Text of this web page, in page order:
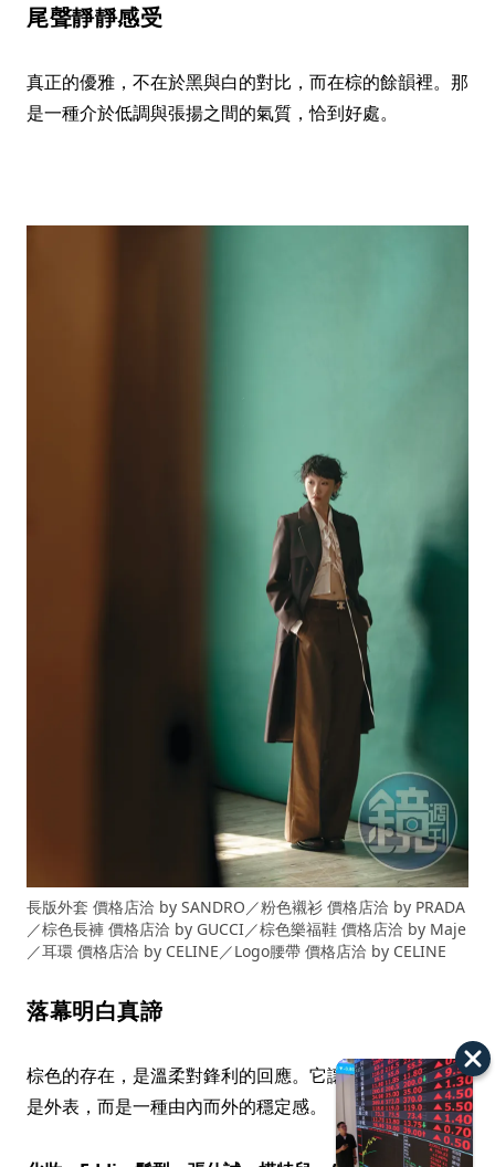
尾聲靜靜感受
真正的優雅，不在於黑與白的對比，而在棕的餘韻裡。那
是一種介於低調與張揚之間的氣質，恰到好處。
長版外套 價格店洽 by SANDRO／粉色襯衫 價格店洽 by PRADA
／棕色長褲 價格店洽 by GUCCI／棕色樂福鞋 價格店洽 by Maje
／耳環 價格店洽 by CELINE／Logo腰帶 價格店洽 by CELINE
落幕明白真諦
棕色的存在，是溫柔對鋒利的回應。它讓「強大」不再僅
是外表，而是一種由內而外的穩定感。